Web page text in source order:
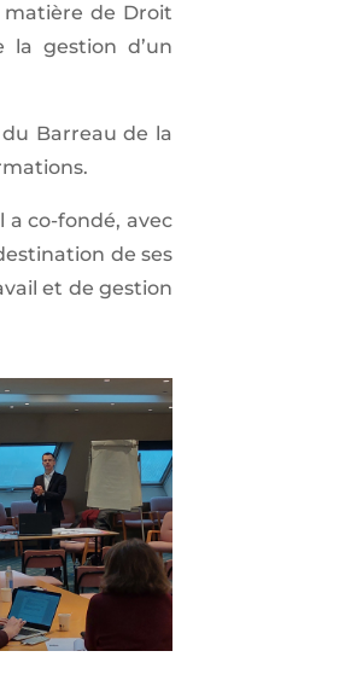
matière de Droit
gestion d’un
Barreau de la
a co-fondé, avec
de ses
et de gestion